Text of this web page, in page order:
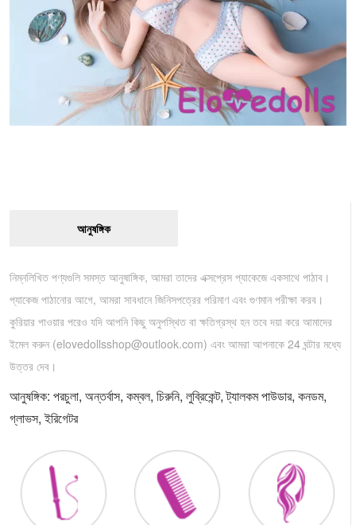
আনুষঙ্গিক
নিম্নলিখিত পণ্যগুলি সমস্ত আনুষাঙ্গিক, আমরা তাদের এক্সপ্রেস প্যাকেজে একসাথে পাঠাব।
প্যাকেজ পাঠানোর আগে, আমরা সাবধানে জিনিসপত্রের পরিমাণ এবং গুণমান পরীক্ষা করব।
কুরিয়ার পাওয়ার পরেও যদি আপনি কিছু অনুপস্থিত বা ক্ষতিগ্রস্থ হন তবে দয়া করে আমাদের
ইমেল করুন (elovedollsshop@outlook.com) এবং আমরা আপনাকে 24 ঘন্টার মধ্যে
উত্তর দেব।
আনুষঙ্গিক: পরচুলা, অন্তর্বাস, কম্বল, চিরুনি, লুব্রিকেন্ট, ট্যালকম পাউডার, কনডম,
গ্লাভস, ইরিগেটর